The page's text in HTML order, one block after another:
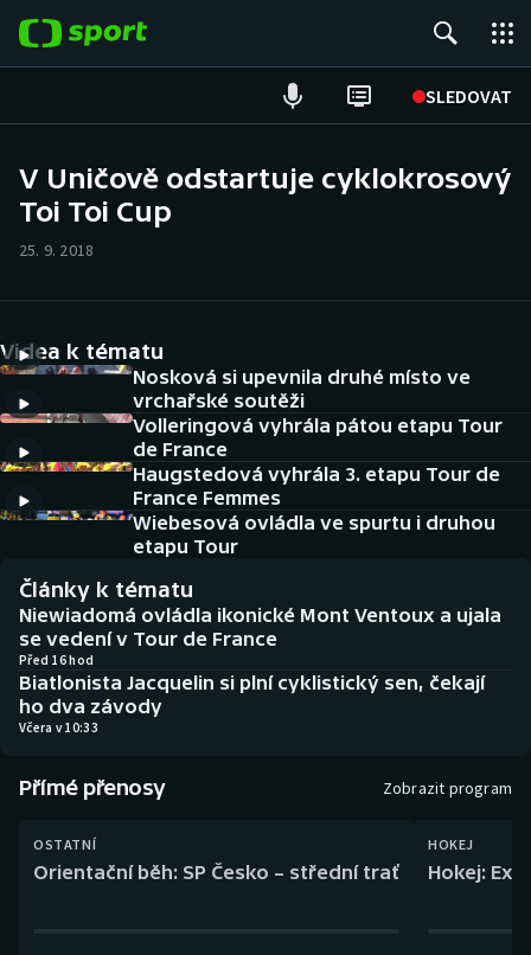
SLEDOVAT
Hokej
Cyklistika
DALŠÍ SPORTY
Americký fotbal
Baseball a softbal
Basketbal
Biatlon
Boby a skeleton
Box
Curling
NEPŘEHLÉDNĚTE
Historické návraty
Aplikace ČT sport
AZ kvíz
V Uničově odstartuje cyklokrosový
Toi Toi Cup
25. 9. 2018
Videa k tématu
Nosková si upevnila druhé místo ve
vrchařské soutěži
Volleringová vyhrála pátou etapu Tour
de France
Haugstedová vyhrála 3. etapu Tour de
France Femmes
Wiebesová ovládla ve spurtu i druhou
etapu Tour
Články k tématu
Niewiadomá ovládla ikonické Mont Ventoux a ujala
se vedení v Tour de France
Před 16 hod
Biatlonista Jacquelin si plní cyklistický sen, čekají
ho dva závody
Včera v 10:33
Přímé přenosy Zobrazit program
OSTATNÍ
Orientační běh: SP Česko – střední trať
HOKEJ
Hokej: